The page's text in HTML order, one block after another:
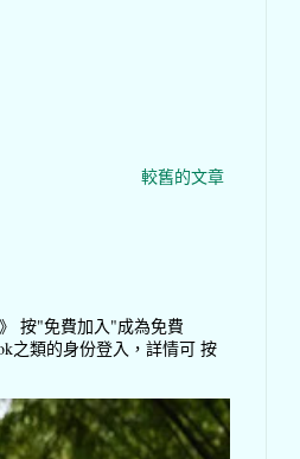
較舊的文章
按"免費加入"成為免費
之類的身份登入，詳情可 按